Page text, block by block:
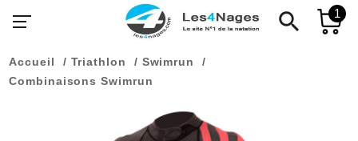
search 1
Accueil Triathlon
Swimrun
Combinaisons Swimrun